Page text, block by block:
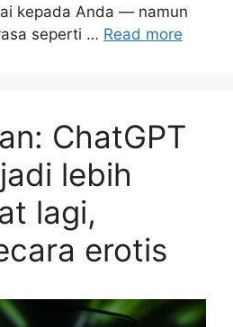
kepada Anda — namun
seperti … Read more
ChatGPT
lebih
lagi,
erotis